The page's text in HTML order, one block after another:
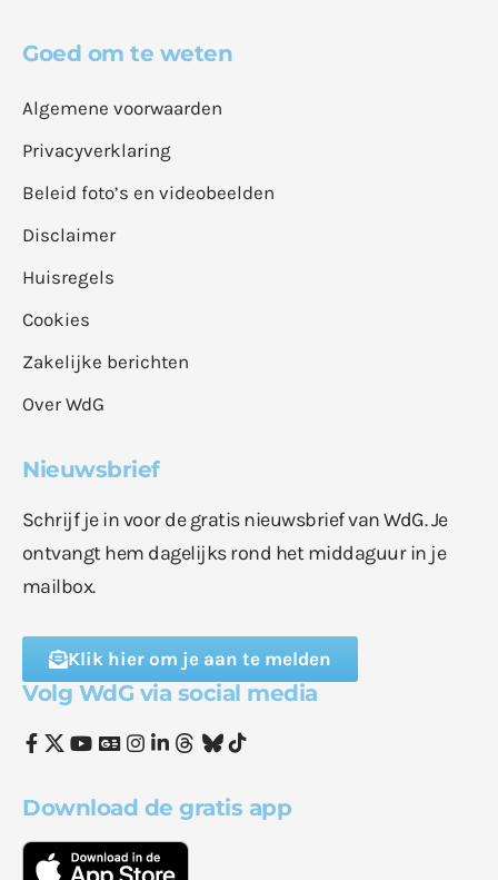
Goed om te weten
Algemene voorwaarden
Privacyverklaring
Beleid foto’s en videobeelden
Disclaimer
Huisregels
Cookies
Zakelijke berichten
Over WdG
Nieuwsbrief
Schrijf je in voor de gratis nieuwsbrief van WdG. Je
ontvangt hem dagelijks rond het middaguur in je
mailbox.
Klik hier om je aan te melden
Volg WdG via social media
Download de gratis app